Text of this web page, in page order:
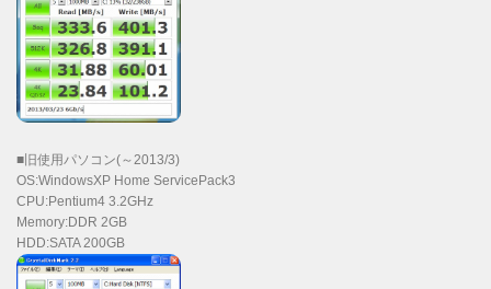
■旧使用パソコン(～2013/3)
OS:WindowsXP Home ServicePack3
CPU:Pentium4 3.2GHz
Memory:DDR 2GB
HDD:SATA 200GB